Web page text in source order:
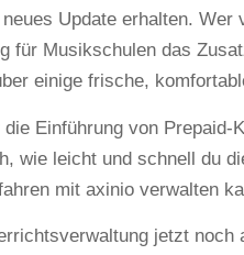
Update erhalten. Wer
für Musikschulen das
einige frische,
Einführung von Prepaid-
wie leicht und schnell du
mit axinio verwalten
jetzt noch